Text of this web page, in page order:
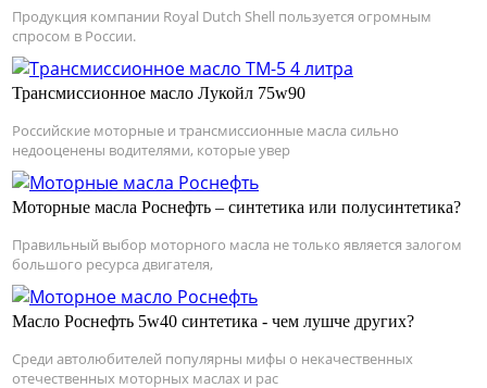
Продукция компании Royal Dutch Shell пользуется огромным
спросом в России.
Трансмиссионное масло Лукойл 75w90
Российские моторные и трансмиссионные масла сильно
недооценены водителями, которые увер
Моторные масла Роснефть – синтетика или полусинтетика?
Правильный выбор моторного масла не только является залогом
большого ресурса двигателя,
Масло Роснефть 5w40 синтетика - чем лушче других?
Среди автолюбителей популярны мифы о некачественных
отечественных моторных маслах и рас